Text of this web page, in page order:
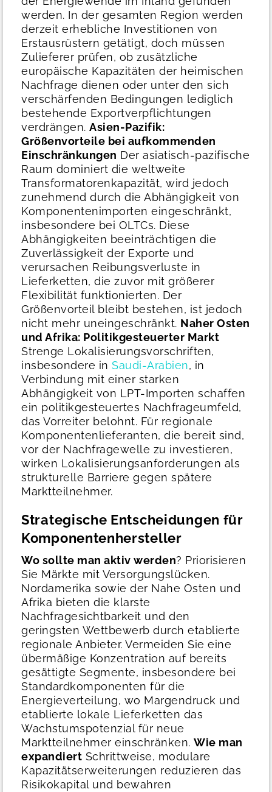
werden. In der gesamten Region werden
derzeit erhebliche Investitionen von
Erstausrüstern getätigt, doch müssen
Zulieferer prüfen, ob zusätzliche
europäische Kapazitäten der heimischen
Nachfrage dienen oder unter den sich
verschärfenden Bedingungen lediglich
bestehende Exportverpflichtungen
verdrängen. Asien-Pazifik:
Größenvorteile bei aufkommenden
Einschränkungen Der asiatisch-pazifische
Raum dominiert die weltweite
Transformatorenkapazität, wird jedoch
zunehmend durch die Abhängigkeit von
Komponentenimporten eingeschränkt,
insbesondere bei OLTCs. Diese
Abhängigkeiten beeinträchtigen die
Zuverlässigkeit der Exporte und
verursachen Reibungsverluste in
Lieferketten, die zuvor mit größerer
Flexibilität funktionierten. Der
Größenvorteil bleibt bestehen, ist jedoch
nicht mehr uneingeschränkt. Naher Osten
und Afrika: Politikgesteuerter Markt
Strenge Lokalisierungsvorschriften,
insbesondere in Saudi-Arabien, in
Verbindung mit einer starken
Abhängigkeit von LPT-Importen schaffen
ein politikgesteuertes Nachfrageumfeld,
das Vorreiter belohnt. Für regionale
Komponentenlieferanten, die bereit sind,
vor der Nachfragewelle zu investieren,
wirken Lokalisierungsanforderungen als
strukturelle Barriere gegen spätere
Marktteilnehmer.
Strategische Entscheidungen für
Komponentenhersteller
Wo sollte man aktiv werden? Priorisieren
Sie Märkte mit Versorgungslücken.
Nordamerika sowie der Nahe Osten und
Afrika bieten die klarste
Nachfragesichtbarkeit und den
geringsten Wettbewerb durch etablierte
regionale Anbieter. Vermeiden Sie eine
übermäßige Konzentration auf bereits
gesättigte Segmente, insbesondere bei
Standardkomponenten für die
Energieverteilung, wo Margendruck und
etablierte lokale Lieferketten das
Wachstumspotenzial für neue
Marktteilnehmer einschränken. Wie man
expandiert Schrittweise, modulare
Kapazitätserweiterungen reduzieren das
Risikokapital und bewahren